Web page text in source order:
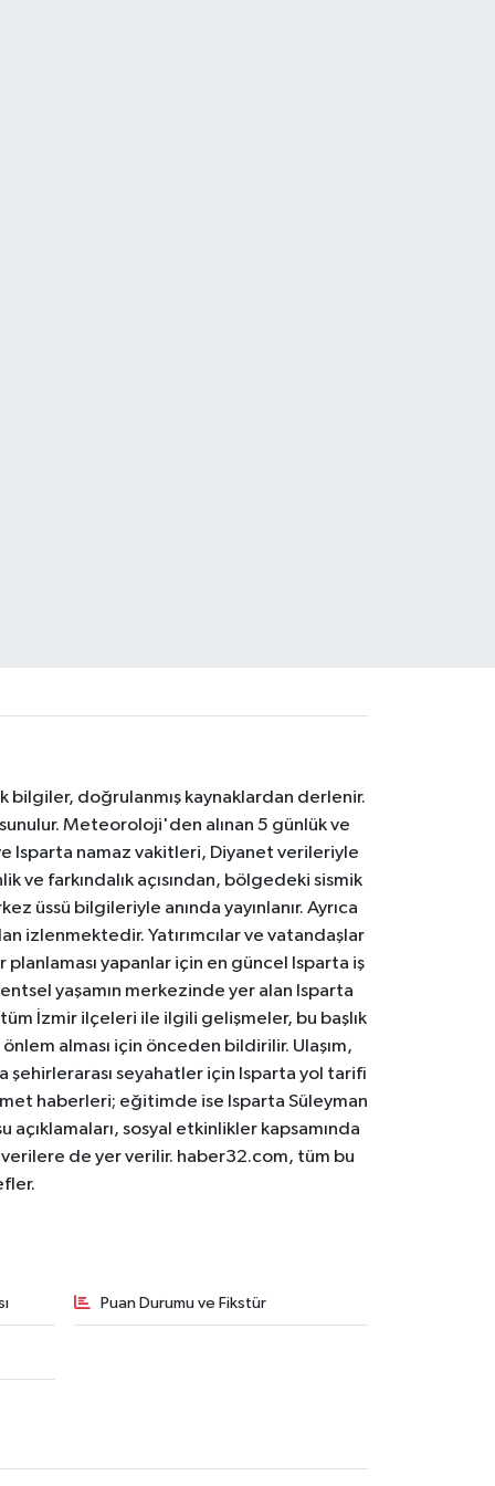
bilgiler, doğrulanmış kaynaklardan derlenir.
Meteoroloji'den alınan 5 günlük ve
Isparta namaz vakitleri, Diyanet verileriyle
ve farkındalık açısından, bölgedeki sismik
üssü bilgileriyle anında yayınlanır. Ayrıca
izlenmektedir. Yatırımcılar ve vatandaşlar
planlaması yapanlar için en güncel Isparta iş
yaşamın merkezinde yer alan Isparta
tüm İzmir ilçeleri ile ilgili gelişmeler, bu başlık
alması için önceden bildirilir. Ulaşım,
şehirlerarası seyahatler için Isparta yol tarifi
haberleri; eğitimde ise Isparta Süleyman
sosyal etkinlikler kapsamında
de yer verilir. haber32.com, tüm bu
Puan Durumu ve Fikstür